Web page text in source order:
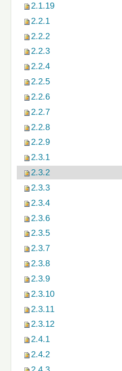
2.1.19
2.2.1
2.2.2
2.2.3
2.2.4
2.2.5
2.2.6
2.2.7
2.2.8
2.2.9
2.3.1
2.3.2
2.3.3
2.3.4
2.3.6
2.3.5
2.3.7
2.3.8
2.3.9
2.3.10
2.3.11
2.3.12
2.4.1
2.4.2